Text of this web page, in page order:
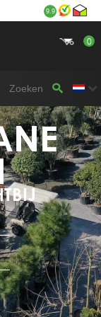
9.9
&
0